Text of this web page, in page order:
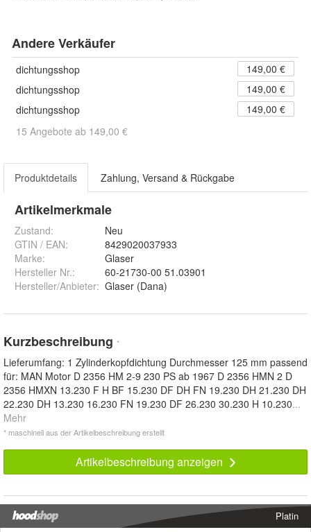
Andere Verkäufer
dichtungsshop
149,00 €
dichtungsshop
149,00 €
dichtungsshop
149,00 €
15 Angebote ab 149,00 €
Produktdetails Zahlung, Versand & Rückgabe
Artikelmerkmale
Zustand:
Neu
GTIN / EAN:
8429020037933
Marke:
Glaser
Hersteller Nr.:
60-21730-00 51.03901
Hersteller/Anbieter: Glaser (Dana)
Kurzbeschreibung *
Lieferumfang: 1 Zylinderkopfdichtung Durchmesser 125 mm passend
für: MAN Motor D 2356 HM 2-9 230 PS ab 1967 D 2356 HMN 2 D
2356 HMXN 13.230 F H BF 15.230 DF DH FN 19.230 DH 21.230 DH
22.230 DH 13.230 16.230 FN 19.230 DF 26.230 30.230 H 10.230...
Mehr
* maschinell aus der Artikelbeschreibung erstellt
Artikelbeschreibung anzeigen
Platin